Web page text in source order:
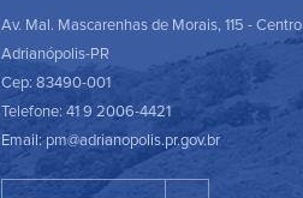
Av. Mal. Mascarenhas de Morais, 115 - Centro
Adrianópolis-PR
Cep: 83490-001
Telefone: 41 9 2006-4421
Email: pm@adrianopolis.pr.gov.br